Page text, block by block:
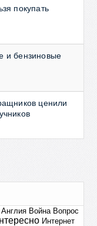
покупать
и бензиновые
ценили
Англия Война Вопрос
Интернет